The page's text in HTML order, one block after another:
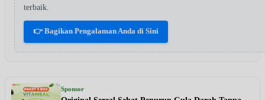
terbaik.
👉 Bagikan Pengalaman Anda di Sini
Sponsor